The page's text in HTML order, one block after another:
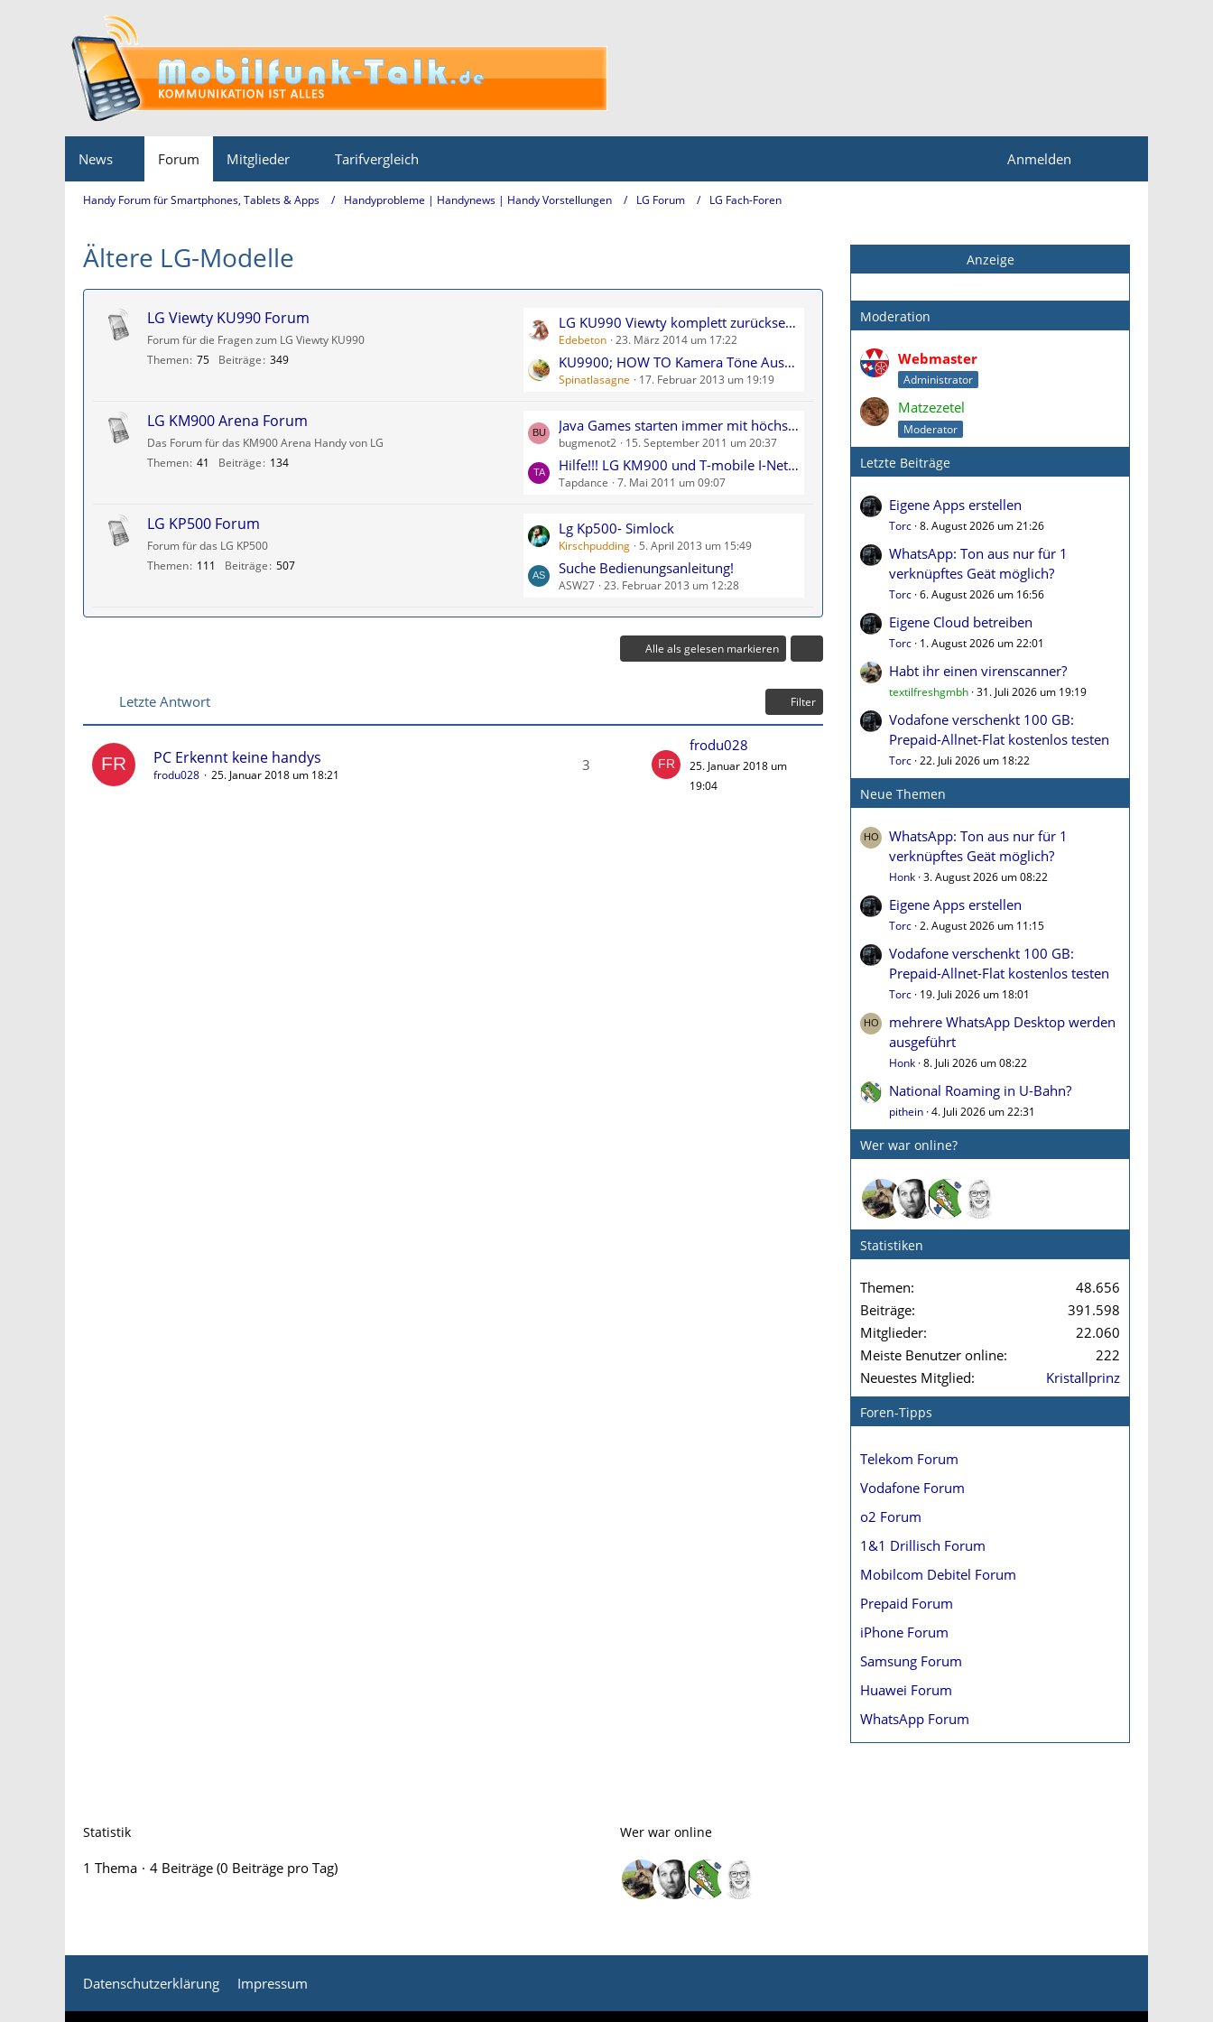
News Forum Mitglieder Tarifvergleich Anmelden
Handy Forum für Smartphones, Tablets & Apps Handyprobleme | Handynews | Handy Vorstellungen LG Forum LG Fach-Foren
Ältere LG-Modelle
LG Viewty KU990 Forum
Forum für die Fragen zum LG Viewty KU990
Themen 75 Beiträge 349
L
e
t
z
e
B
e
i
ä
g
e
LG KU990 Viewty komplett zurücksetzen...
Edebeton 23. März 2014 um 17:22
KU9900; HOW TO Kamera Töne Ausschalten/Ändern
Spinatlasagne 17. Februar 2013 um 19:19
LG KM900 Arena Forum
Das Forum für das KM900 Arena Handy von LG
Themen 41 Beiträge 134
L
e
t
z
e
B
e
i
Java Games starten immer mit höchster Lautstärke!!!!
bugmenot2 15. September 2011 um 20:37
Hilfe!!! LG KM900 und T-mobile I-Net-Flat
Tapdance 7. Mai 2011 um 09:07
LG KP500 Forum
Forum für das LG KP500
Themen 111 Beiträge 507
L
e
t
z
r
Lg Kp500- Simlock
Kirschpudding 5. April 2013 um 15:49
Suche Bedienungsanleitung!
ASW27 23. Februar 2013 um 12:28
Alle als gelesen markieren
Letzte Antwort Filter
PC Erkennt keine handys
frodu028 25. Januar 2018 um 18:21
3
frodu028
25. Januar 2018 um
19:04
Anzeige
Moderation
Webmaster
Administrator
Matzezetel
Moderator
Letzte Beiträge
Eigene Apps erstellen
Torc 8. August 2026 um 21:26
WhatsApp: Ton aus nur für 1
verknüpftes Geät möglich?
Torc 6. August 2026 um 16:56
Eigene Cloud betreiben
Torc 1. August 2026 um 22:01
Habt ihr einen virenscanner?
textilfreshgmbh 31. Juli 2026 um 19:19
Vodafone verschenkt 100 GB:
Prepaid-Allnet-Flat kostenlos testen
Torc 22. Juli 2026 um 18:22
Neue Themen
WhatsApp: Ton aus nur für 1
verknüpftes Geät möglich?
Honk 3. August 2026 um 08:22
Eigene Apps erstellen
Torc 2. August 2026 um 11:15
Vodafone verschenkt 100 GB:
Prepaid-Allnet-Flat kostenlos testen
Torc 19. Juli 2026 um 18:01
mehrere WhatsApp Desktop werden
ausgeführt
Honk 8. Juli 2026 um 08:22
National Roaming in U-Bahn?
pithein 4. Juli 2026 um 22:31
Wer war online?
Statistiken
Themen
48.656
Beiträge
391.598
Mitglieder
22.060
Meiste Benutzer online
222
Neuestes Mitglied
Kristallprinz
Foren-Tipps
Telekom Forum
Vodafone Forum
o2 Forum
1&1 Drillisch Forum
Mobilcom Debitel Forum
Prepaid Forum
iPhone Forum
Samsung Forum
Huawei Forum
WhatsApp Forum
Statistik
1 Thema 4 Beiträge (0 Beiträge pro Tag)
Wer war online
Datenschutzerklärung Impressum